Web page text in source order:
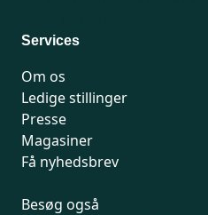
Services
Om os
Ledige stillinger
Presse
Magasiner
Få nyhedsbrev
Besøg også